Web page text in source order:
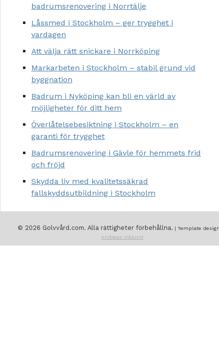
badrumsrenovering i Norrtälje
Låssmed i Stockholm – ger trygghet i
vardagen
Att välja rätt snickare i Norrköping
Markarbeten i Stockholm – stabil grund vid
byggnation
Badrum i Nyköping kan bli en värld av
möjligheter för ditt hem
Överlåtelsebesiktning i Stockholm – en
garanti för trygghet
Badrumsrenovering i Gävle för hemmets frid
och fröjd
Skydda liv med kvalitetssäkrad
fallskyddsutbildning i Stockholm
© 2026 Golvvård.com. Alla rättigheter förbehållna. | Template
Andreas Viklund